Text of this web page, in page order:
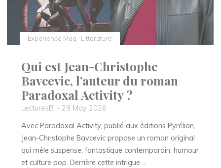
Experience Mag Litterature
Qui est Jean-Christophe
Bavcevic, l’auteur du roman
Paradoxal Activity ?
LecturesB
29 May 2026
Avec Paradoxal Activity, publié aux éditions Pyrélion,
Jean-Christophe Bavcevic propose un roman original
qui mêle suspense, fantastique contemporain, humour
et culture pop. Derrière cette intrigue …